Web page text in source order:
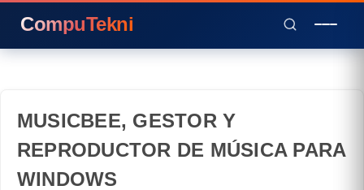
CompuTekni
MUSICBEE, GESTOR Y
REPRODUCTOR DE MÚSICA PARA
WINDOWS